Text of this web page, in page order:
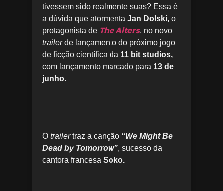
tivessem sido realmente suas? Essa é
a dúvida que atormenta Jan Dolski, o
protagonista de The Alters, no novo
trailerde lançamento do próximo jogo
de ficção científica da 11 bit studios,
com lançamento marcado para 13 de
junho.
O trailertraz a canção “We Might Be
Dead by Tomorrow”, sucesso da
cantora francesa Soko.